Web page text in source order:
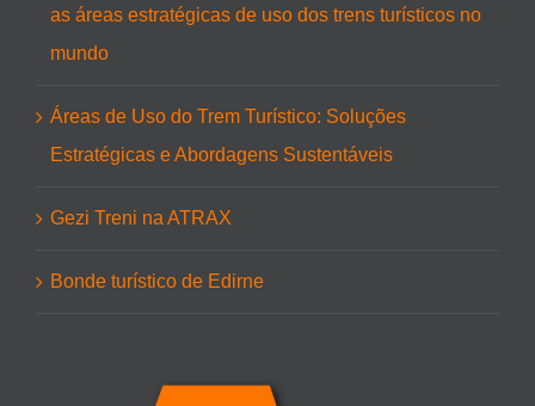
as áreas estratégicas de uso dos trens turísticos no
mundo
Áreas de Uso do Trem Turístico: Soluções
Estratégicas e Abordagens Sustentáveis
Gezi Treni na ATRAX
Bonde turístico de Edirne